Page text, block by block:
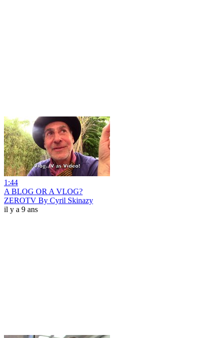
1:44
A BLOG OR A VLOG?
ZEROTV By Cyril Skinazy
il y a 9 ans